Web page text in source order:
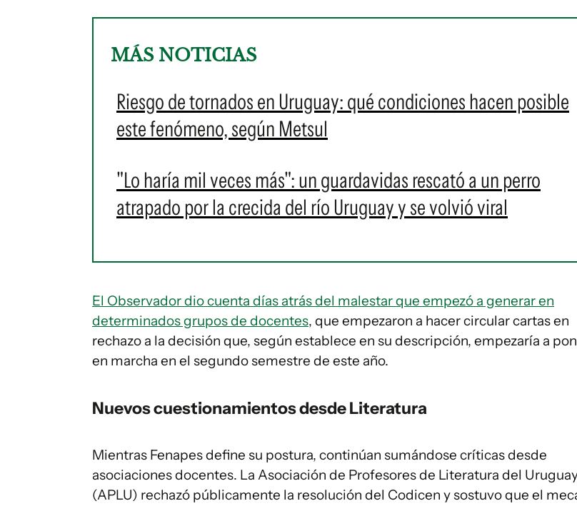
MÁS NOTICIAS
Riesgo de tornados en Uruguay: qué condiciones hacen posible
este fenómeno, según Metsul
"Lo haría mil veces más": un guardavidas rescató a un perro
atrapado por la crecida del río Uruguay y se volvió viral
El Observador dio cuenta días atrás del malestar que empezó a generar en
determinados grupos de docentes, que empezaron a hacer circular cartas en
rechazo a la decisión que, según establece en su descripción, empezaría a
en marcha en el segundo semestre de este año.
Nuevos cuestionamientos desde Literatura
Mientras Fenapes define su postura, continúan sumándose críticas desde
asociaciones docentes. La Asociación de Profesores de Literatura del
(APLU) rechazó públicamente la resolución del Codicen y sostuvo que el